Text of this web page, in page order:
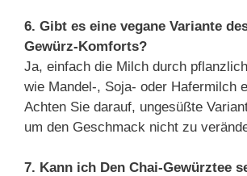
6. Gibt es eine vegane Variante
Gewürz-Komforts?
Ja, einfach die Milch durch
wie Mandel-, Soja- oder Hafermilch
Achten Sie darauf, ungesüßte
um den Geschmack nicht zu
7. Kann ich Den Chai-Gewürztee